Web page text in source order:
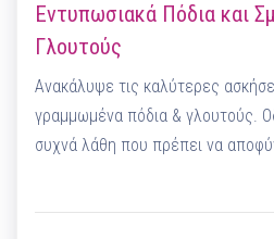
Εντυπωσιακά Πόδια και
Γλουτούς
Ανακάλυψε τις καλύτερες
γραμμωμένα πόδια & γλουτούς.
συχνά λάθη που πρέπει να